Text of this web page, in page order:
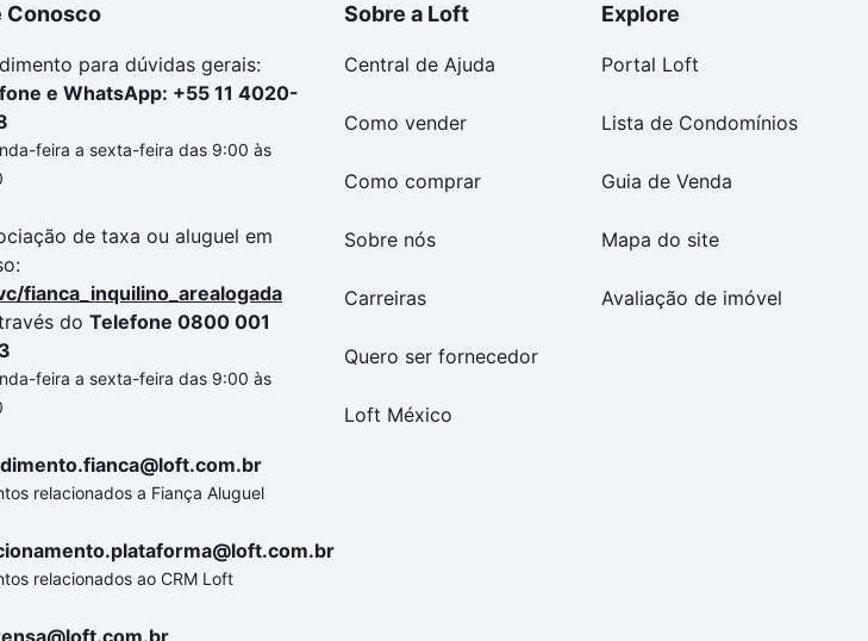
Conosco
para dúvidas gerais:
e WhatsApp: +55 11 4020-
feira a sexta-feira das 9:00 às
de taxa ou aluguel em
fianca_inquilino_arealogada
do Telefone 0800 001
feira a sexta-feira das 9:00 às
relacionados a Fiança Aluguel
relacionados ao CRM Loft
Sobre a Loft
Central de Ajuda
Como vender
Como comprar
Sobre nós
Carreiras
Quero ser fornecedor
Loft México
Explore
Portal Loft
Lista de Condomínios
Guia de Venda
Mapa do site
Avaliação de imóvel